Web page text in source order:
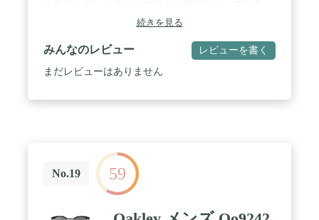
す。 サイクリング、ランニング、釣り、オートバ
イ、運転、野球、レース、ゴルフ、スキー、登山、
その他のアウトドア活動に最大限のサポートを提供
します。 / ストレスに強いTR90フレーム - 超軽量メ
ガネの重量 (フレームとレンズ1個) わずか30gで、運
ロックします。 雪、水、その他の光沢のある表面か
ら反射する明るい光を効果的に減らすことができま
す。 作業中の視認性が高いので、目を快適に。 あ
らゆるレベルのスポーツ愛好家のための実用的なギ
フトアイデア。 / その他のスタイルとスーパーアク
続きを見る
みんなのレビュー レビューを書く
まだレビューはありません
No.19 59